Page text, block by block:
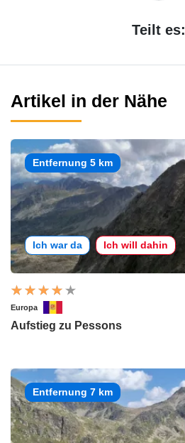
Teilt es:
Artikel in der Nähe
Entfernung 5 km
Ich war da Ich will dahin
Europa
Aufstieg zu Pessons
Entfernung 7 km